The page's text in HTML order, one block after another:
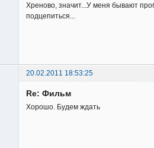
Хреново, значит...У меня бывают
подцепиться...
20.02.2011 18:53:25
Re: Фильм
Хорошо. Будем ждать